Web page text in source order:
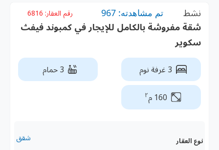
نشط تم مشاهدته: 967 رقم العقار: 6816
شقة مفروشة بالكامل للإيجار في كمبوند فيفث
سكوير
3 غرفة نوم 3 حمام
160 م ٢
نوع العقار شقق